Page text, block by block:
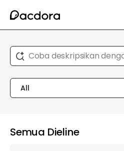
Coba deskripsikan
All
Semua Dieline